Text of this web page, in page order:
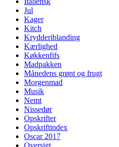
Jul
Kager
Kitch
Krydderiblanding
Kærlighed
Køkkenfifs
Madpakken
Månedens grønt og frugt
Morgenmad
Musik
Nemt
Nissedør
Opskrifter
Opskriftindex
Oscar 2017
Oversigt